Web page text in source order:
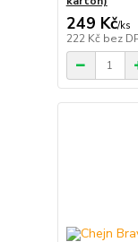
249 Kč/ks
222 Kč bez